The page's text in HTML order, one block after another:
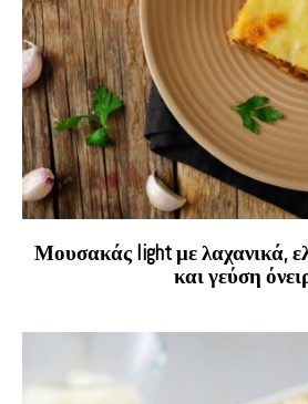
Μουσακάς light με λαχανικά,
και γεύση